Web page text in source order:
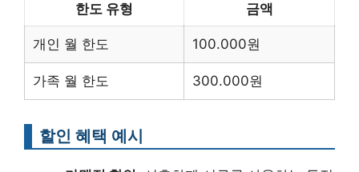
한도 유형 금액
개인 월 한도 100.000원
가족 월 한도 300.000원
할인 혜택 예시